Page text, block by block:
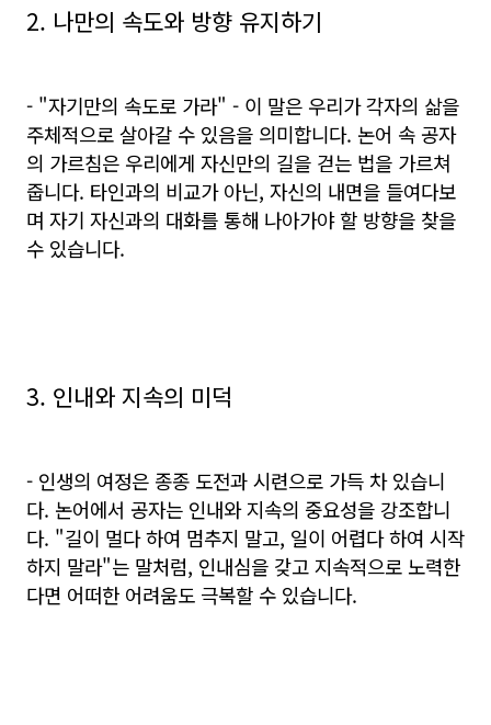
2. 나만의 속도와 방향 유지하기
- "자기만의 속도로 가라" - 이 말은 우리가 각자의 삶을
주체적으로 살아갈 수 있음을 의미합니다. 논어 속 공자
의 가르침은 우리에게 자신만의 길을 걷는 법을 가르쳐
줍니다. 타인과의 비교가 아닌, 자신의 내면을 들여다보
며 자기 자신과의 대화를 통해 나아가야 할 방향을 찾을
수 있습니다.
3. 인내와 지속의 미덕
- 인생의 여정은 종종 도전과 시련으로 가득 차 있습니
다. 논어에서 공자는 인내와 지속의 중요성을 강조합니
다. "길이 멀다 하여 멈추지 말고, 일이 어렵다 하여 시작
하지 말라"는 말처럼, 인내심을 갖고 지속적으로 노력한
다면 어떠한 어려움도 극복할 수 있습니다.